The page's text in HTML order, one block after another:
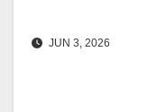
JUN 3, 2026